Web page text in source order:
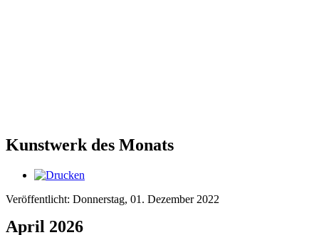
Kunstwerk des Monats
Veröffentlicht: Donnerstag, 01. Dezember 2022
April 2026